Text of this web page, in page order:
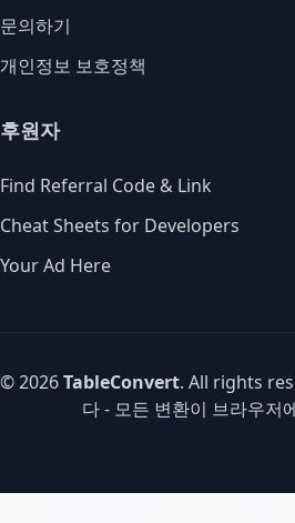
문의하기
개인정보 보호정책
후원자
Find Referral Code & Link
Cheat Sheets for Developers
Your Ad Here
© 2026TableConvert. All rights
다 - 모든 변환이 브라우저